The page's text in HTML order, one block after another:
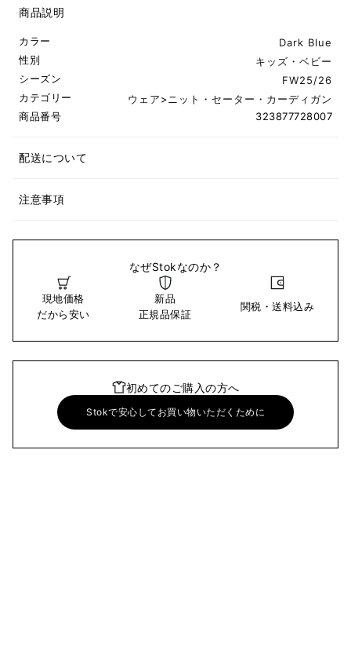
商品説明
カラー
Dark Blue
性別
キッズ・ベビー
シーズン
FW25/26
カテゴリー
ウェア>ニット・セーター・カーディガン
商品番号
323877728007
配送について
注意事項
なぜStokなのか？
現地価格
だから安い
新品
正規品保証
関税・送料込み
初めてのご購入の方へ
Stokで安心してお買い物いただくために